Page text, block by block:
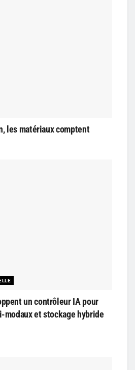
les matériaux comptent
un contrôleur IA pour
modaux et stockage hybride